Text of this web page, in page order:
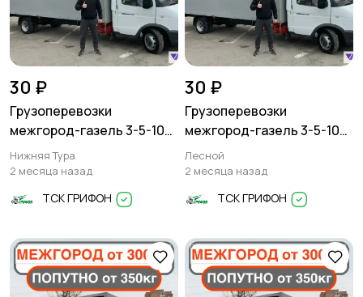
30 ₽
Грузоперевозки
межгород-газель 3-5-10
тонн
Нижняя Тура
2 месяца назад
ТСК ГРИФОН
30 ₽
Грузоперевозки
межгород-газель 3-5-10
тонн
Лесной
2 месяца назад
ТСК ГРИФОН